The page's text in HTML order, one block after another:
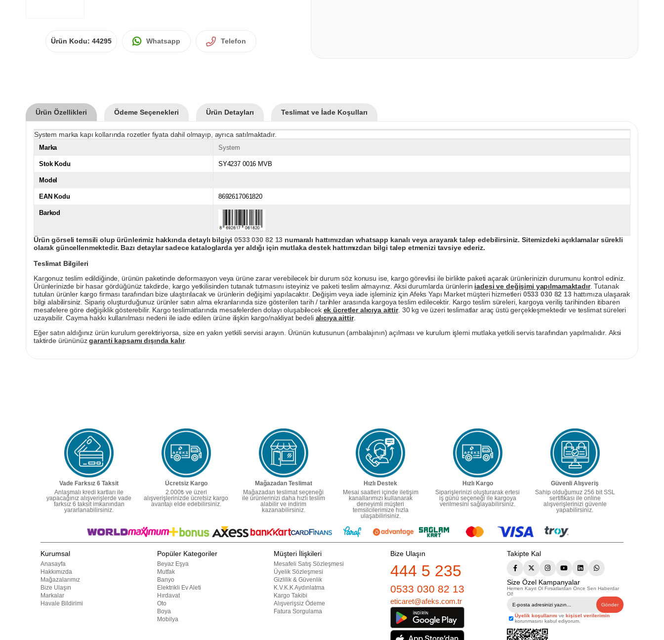
Ürün Kodu: 44295 Whatsapp Telefon
Ürün Özellikleri Ödeme Seçenekleri Ürün Detayları Teslimat ve İade Koşulları
System marka kapı kollarında rozetler fiyata dahil olmayıp, ayrıca satılmaktadır.
Marka System
Stok Kodu SY4237 0016 MVB
Model
EAN Kodu 8692617061820
Barkod
Ürün görseli temsili olup ürünlerimiz hakkında detaylı bilgiyi0533 030 82 13 numaralı hattımızdan whatsapp kanalı veya arayarak talep edebilirsiniz. Sitemizdeki açıklamalar sürekli
olarak güncellenmektedir. Bazı detaylar sadece kataloglarda yer aldığı için mutlaka destek hattımızdan bilgi talep etmenizi tavsiye ederiz.
Teslimat Bilgileri
Kargonuz teslim edildiğinde, ürünün paketinde deformasyon veya ürüne zarar verebilecek bir durum söz konusu ise, kargo görevlisi ile birlikte paketi açarak ürünlerinizin durumunu kontrol ediniz.
Ürünlerinizde bir hasar gördüğünüz takdirde, kargo yetkilisinden tutanak tutmasını isteyiniz ve paketi teslim almayınız. Aksi durumlarda ürünlerin iadesi ve değişimi yapılmamaktadır. Tutanak
tutulan ürünler kargo firması tarafından bize ulaştırılacak ve ürünlerin değişimi yapılacaktır. Değişim veya iade işleminiz için Afeks Yapı Market müşteri hizmetleri 0533 030 82 13hattımıza ulaşarak
bilgi alabilirsiniz. Sipariş oluşturduğunuz ürünler satın alma ekranlarında size gösterilen tarih / tarihler arasında kargoya teslim edilecektir. Kargo teslim süreleri, kargoya veriliş tarihinden itibaren
mesafelere göre değişiklik gösterebilir. Kargo teslimatlarında mesafelerden dolayı oluşabilecek ek ücretler alıcıya aittir. 30 kg ve üzeri teslimatlar araç üstü gerçekleşmektedir ve teslimat süreleri
uzayabilir. Cayma hakkı kullanılması nedeni ile iade edilen ürüne ilişkin kargo/nakliyat bedeli alıcıya aittir.
Eğer satın aldığınız ürün kurulum gerektiriyorsa, size en yakın yetkili servisi arayın. Ürünün kutusunun (ambalajının) açılması ve kurulum işlemi mutlaka yetkili servis tarafından yapılmalıdır. Aksi
taktirde ürününüzgaranti kapsamı dışında kalır.
Vade Farksız 6 Taksit
Anlaşmalı kredi kartları ile
yapacağınız alışverişlerde vade
farksız 6 taksit imkanından
yararlanabilirsiniz.
Ücretsiz Kargo
2.000₺ ve üzeri
alışverişlerinizde ücretsiz kargo
avantajı elde edebilirsiniz.
Mağazadan Teslimat
Mağazadan teslimat seçeneği
ile ürünlerinizi daha hızlı teslim
alabilir ve indirim
kazanabilirsiniz.
Hızlı Destek
Mesai saatleri içinde iletişim
kanallarımızı kullanarak
deneyimli müşteri
temsilcilerimize hızla
ulaşabilirisiniz.
Hızlı Kargo
Siparişlerinizi oluşturarak ertesi
iş günü seçeneği ile kargoya
verilmesini sağlayabilirsiniz.
Güvenli Alışveriş
Sahip olduğumuz 256 bit SSL
sertifikası ile online
alışverişlerinizi güvenle
yapabilirsiniz.
Kurumsal
Anasayfa
Hakkımızda
Mağazalarımız
Bize Ulaşın
Markalar
Havale Bildirimi
Popüler Kategoriler
Beyaz Eşya
Mutfak
Banyo
Elektrikli Ev Aleti
Hırdavat
Oto
Boya
Mobilya
Müşteri İlişkileri
Mesafeli Satış Sözleşmesi
Üyelik Sözleşmesi
Gizlilik & Güvenlik
K.V.K.K Aydınlatma
Kargo Takibi
Alışverişsiz Ödeme
Fatura Sorgulama
Bize Ulaşın
444 5 235
0533 030 82 13
eticaret@afeks.com.tr
Takipte Kal
Size Özel Kampanyalar
Hemen Kayıt Ol Fırsatlardan Önce Sen Haberdar
Ol!
Gönder
Üyelik koşullarını ve kişisel verilerimin
korunmasını kabul ediyorum.